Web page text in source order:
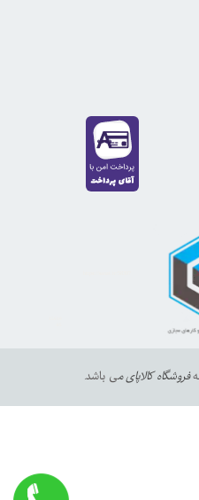
فروشگاه کالاپای می باشد.